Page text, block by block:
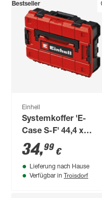
Bestseller
Einhell
Systemkoffer 'E-
Case S-F' 44,4 x
32,98 x 13,1 cm
34,99 €
Lieferung nach Hause
Verfügbar in Troisdorf